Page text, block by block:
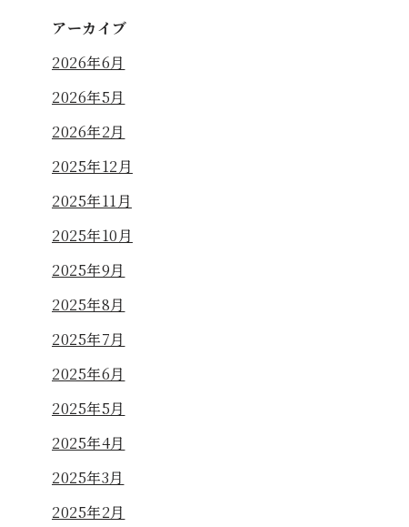
アーカイブ
2026年6月
2026年5月
2026年2月
2025年12月
2025年11月
2025年10月
2025年9月
2025年8月
2025年7月
2025年6月
2025年5月
2025年4月
2025年3月
2025年2月